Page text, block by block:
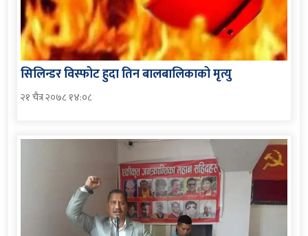
सिलिन्डर विस्फोट हुदा तिन बालबालिकाको मृत्यु
२१ चैत्र २०७८ १४:०८